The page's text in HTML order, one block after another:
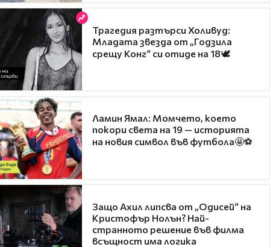
Трагедия разтърси Холивуд:
Младата звезда от „Годзила
срещу Конг“ си отиде на 18🕊️
Ламин Ямал: Момчето, което
покори света на 19 — историята
на новия символ във футбола🤩⚽
Защо Ахил липсва от „Одисей“ на
Кристофър Нолън? Най-
странното решение във филма
всъщност има логика